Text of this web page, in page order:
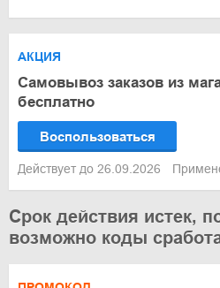
АКЦИЯ
Самовывоз заказов из
бесплатно
Воспользоваться
Действует до 26.09.2026
Срок действия истек,
возможно коды